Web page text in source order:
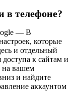
в телефоне?
— В
которые
и отдельный
к сайтам и
на вашем
и найдите
аккаунтом